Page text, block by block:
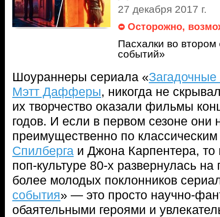
27 декабря 2017 г.
Осторожно,
Пасхалки во
событий»
Шоураннеры сериала «
Мэтт Дафферы, никогда не
их творчество оказали фильмы
годов. И если в первом сезоне они
преимущественно по
Спилберга и Джона Карпентера, то
поп-культуре 80-х развернулась
более молодых поклонников
события» — это просто научно-
обаятельными героями и